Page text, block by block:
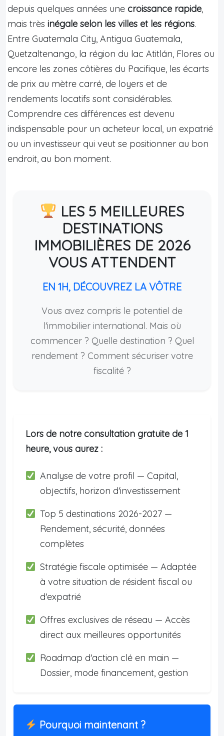
depuis quelques années une croissance rapide,
mais très inégale selon les villes et les régions.
Entre Guatemala City, Antigua Guatemala,
Quetzaltenango, la région du lac Atitlán, Flores ou
encore les zones côtières du Pacifique, les écarts
de prix au mètre carré, de loyers et de
rendements locatifs sont considérables.
Comprendre ces différences est devenu
indispensable pour un acheteur local, un expatrié
ou un investisseur qui veut se positionner au bon
endroit, au bon moment.
LES 5 MEILLEURES
DESTINATIONS
IMMOBILIÈRES DE 2026
VOUS ATTENDENT
EN 1H, DÉCOUVREZ LA VÔTRE
Vous avez compris le potentiel de
l'immobilier international. Mais où
commencer ? Quelle destination ? Quel
rendement ? Comment sécuriser votre
fiscalité ?
Lors de notre consultation gratuite de 1
heure, vous aurez :
Analyse de votre profil — Capital,
objectifs, horizon d'investissement
Top 5 destinations 2026-2027 —
Rendement, sécurité, données
complètes
Stratégie fiscale optimisée — Adaptée
à votre situation de résident fiscal ou
d'expatrié
Offres exclusives de réseau — Accès
direct aux meilleures opportunités
Roadmap d'action clé en main —
Dossier, mode financement, gestion
Pourquoi maintenant ?